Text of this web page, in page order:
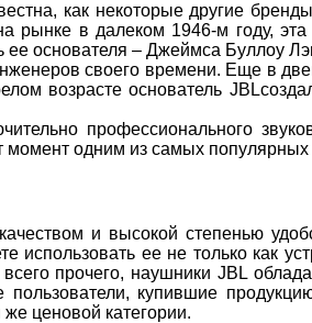
как некоторые другие
в далеком 1946-м году,
основателя – Джеймса Буллоу
своего времени. Еще в
возрасте основатель
профессионального
одним из самых
и высокой степенью
ее не только как
прочего, наушники JBL
купившие
ценовой категории.